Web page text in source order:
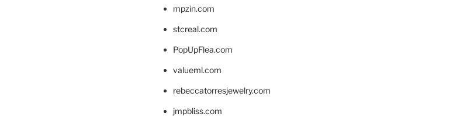
mpzin.com
stcreal.com
PopUpFlea.com
valueml.com
rebeccatorresjewelry.com
jmpbliss.com